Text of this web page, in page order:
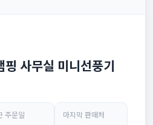
사무실 미니선풍기
주문일 마지막 판매처